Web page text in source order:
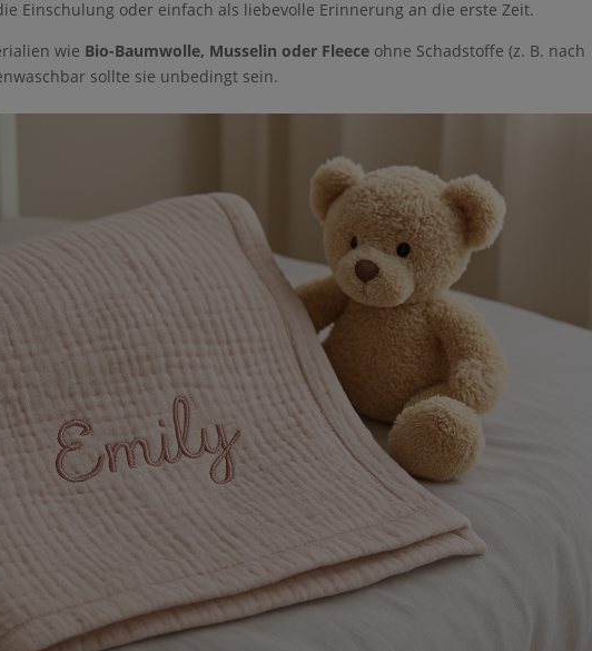
die Einschulung oder einfach als liebevolle Erinnerung an die erste Zeit.
wie Bio-Baumwolle, Musselin oder Fleeceohne Schadstoffe (z. B. nach
sollte sie unbedingt sein.
an Brevo zur Bearbeitung gemäß denNutzungsbedingungen